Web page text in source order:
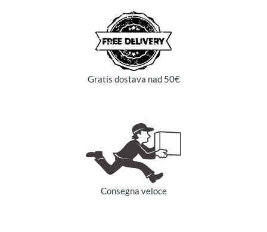
Gratis dostava nad 50€
Consegna veloce